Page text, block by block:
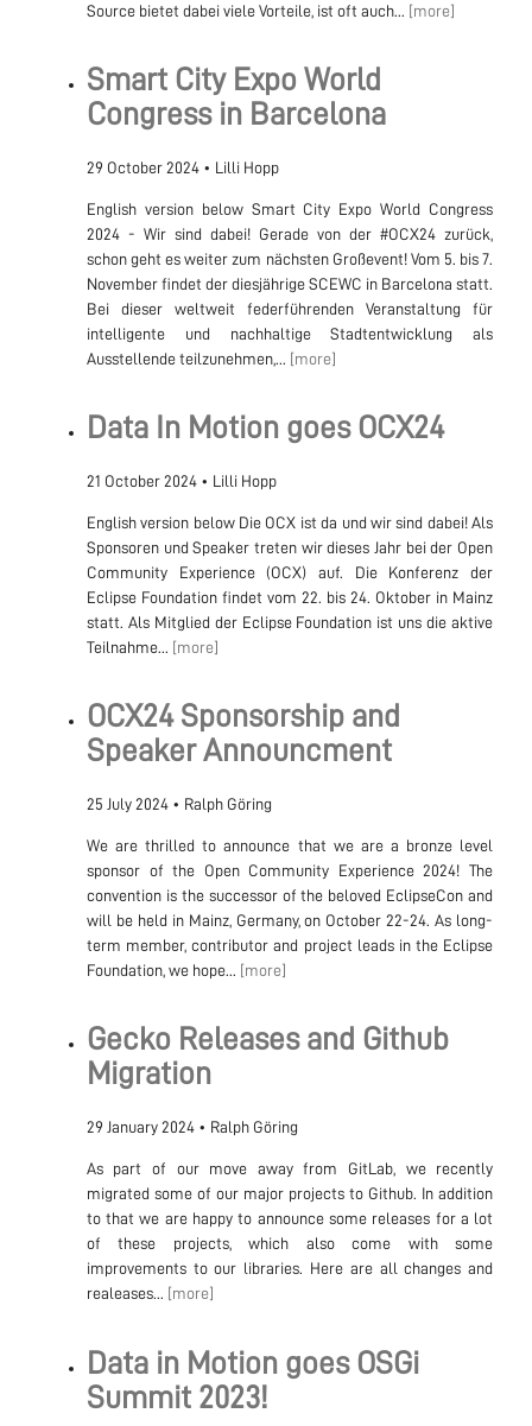
Source bietet dabei viele Vorteile, ist oft auch... [more]
Smart City Expo World
Congress in Barcelona
29 October 2024• Lilli Hopp
English version below Smart City Expo World Congress
2024 - Wir sind dabei! Gerade von der #OCX24 zurück,
schon geht es weiter zum nächsten Großevent! Vom 5. bis 7.
November findet der diesjährige SCEWC in Barcelona statt.
Bei dieser weltweit federführenden Veranstaltung für
intelligente und nachhaltige Stadtentwicklung als
Ausstellende teilzunehmen,... [more]
Data In Motion goes OCX24
21 October 2024• Lilli Hopp
English version below Die OCX ist da und wir sind dabei! Als
Sponsoren und Speaker treten wir dieses Jahr bei der Open
Community Experience (OCX) auf. Die Konferenz der
Eclipse Foundation findet vom 22. bis 24. Oktober in Mainz
statt. Als Mitglied der Eclipse Foundation ist uns die aktive
Teilnahme... [more]
OCX24 Sponsorship and
Speaker Announcment
25 July 2024• Ralph Göring
We are thrilled to announce that we are a bronze level
sponsor of the Open Community Experience 2024! The
convention is the successor of the beloved EclipseCon and
will be held in Mainz, Germany, on October 22-24. As long-
term member, contributor and project leads in the Eclipse
Foundation, we hope... [more]
Gecko Releases and Github
Migration
29 January 2024• Ralph Göring
As part of our move away from GitLab, we recently
migrated some of our major projects to Github. In addition
to that we are happy to announce some releases for a lot
of these projects, which also come with some
improvements to our libraries. Here are all changes and
realeases... [more]
Data in Motion goes OSGi
Summit 2023!